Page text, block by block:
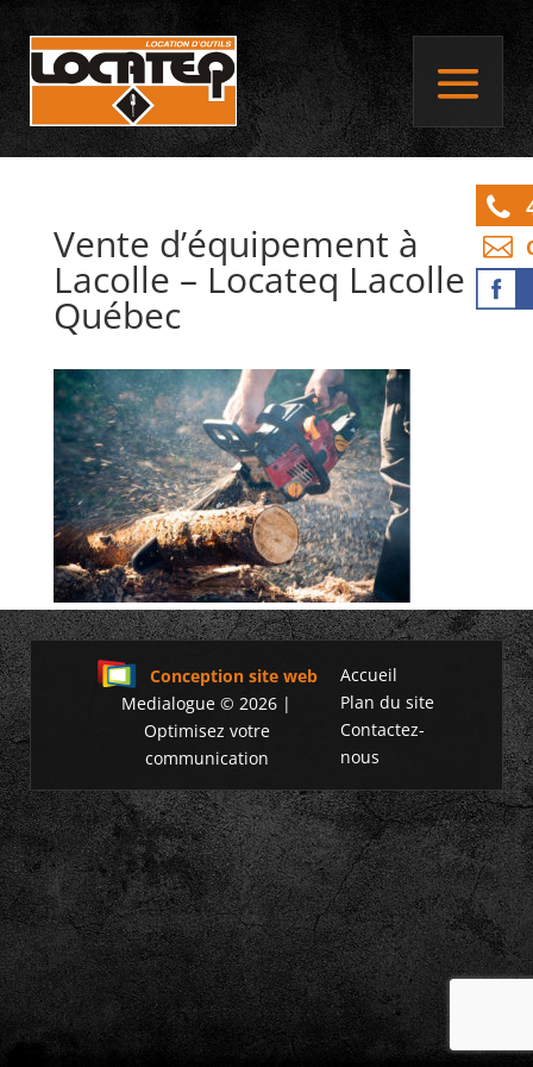
Vente d’équipement à
Lacolle – Locateq Lacolle
Québec
Conception site web
Medialogue © 2026 |
Optimisez votre
communication
Accueil
Plan du site
Contactez-
nous